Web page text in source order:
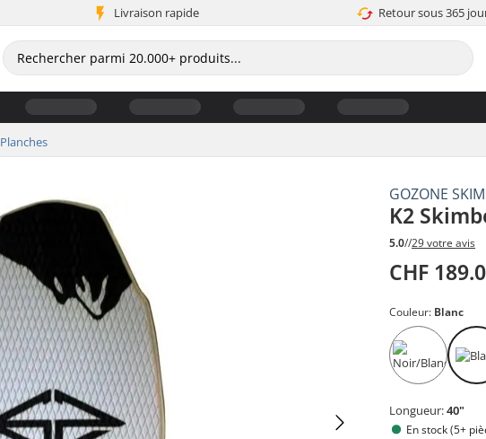
Livraison rapide Retour sous 365
Planches
GOZONE
K2
5.0//29 votre avis
CHF
Couleur: Blanc
Longueur:40"
En stock (5+